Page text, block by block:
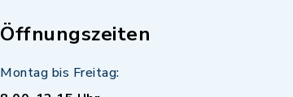
Öffnungszeiten
Montag bis Freitag: